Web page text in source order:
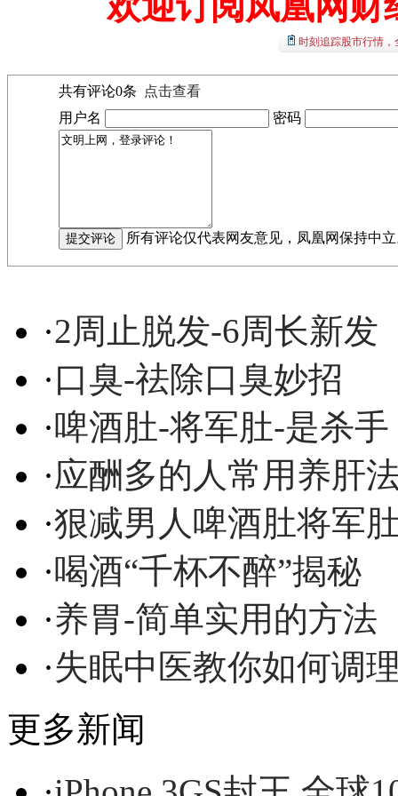
时刻追踪股市行情
共有评论0条
点击查看
用户名
密码
所有评论仅代表网友意见，凤凰网保持中
·2周止脱发-6周长新发
·口臭-祛除口臭妙招
·啤酒肚-将军肚-是杀手
·应酬多的人常用养肝
·狠减男人啤酒肚将军
·喝酒“千杯不醉”揭秘
·养胃-简单实用的方法
·失眠中医教你如何调
更多新闻